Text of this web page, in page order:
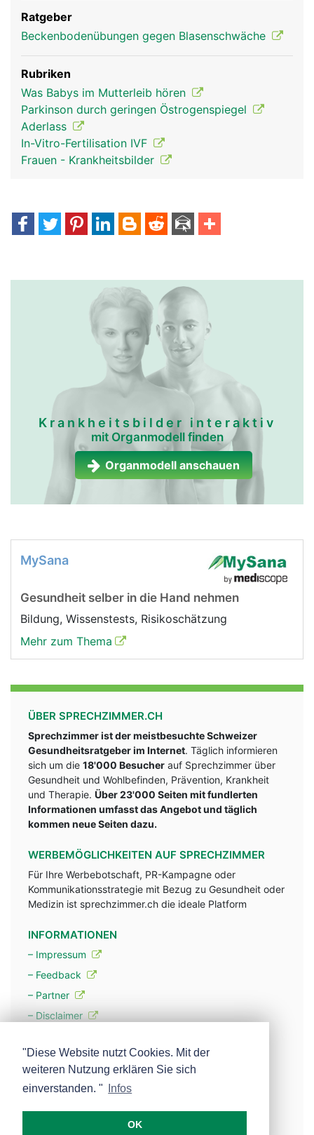
Ratgeber
Beckenbodenübungen gegen Blasenschwäche
Rubriken
Was Babys im Mutterleib hören
Parkinson durch geringen Östrogenspiegel
Aderlass
In-Vitro-Fertilisation IVF
Frauen - Krankheitsbilder
Krankheitsbilder interaktiv
mit Organmodell finden
Organmodell anschauen
MySana
Gesundheit selber in die Hand nehmen
Bildung, Wissenstests, Risikoschätzung
Mehr zum Thema
ÜBER SPRECHZIMMER.CH
Sprechzimmer ist der meistbesuchte Schweizer
Gesundheitsratgeber im Internet. Täglich informieren
sich um die 18'000 Besucher auf Sprechzimmer über
Gesundheit und Wohlbefinden, Prävention, Krankheit
und Therapie. Über 23'000 Seiten mit fundlerten
Informationen umfasst das Angebot und täglich
kommen neue Seiten dazu.
WERBEMÖGLICHKEITEN AUF SPRECHZIMMER
Für Ihre Werbebotschaft, PR-Kampagne oder
Kommunikationsstrategie mit Bezug zu Gesundheit oder
Medizin ist sprechzimmer.ch die ideale Platform
INFORMATIONEN
– Impressum
– Feedback
– Partner
– Disclaimer
– Werbung
– Mehr über unsere Experten
"Diese Website nutzt Cookies. Mit der
weiteren Nutzung erklären Sie sich
einverstanden. "
Infos
OK